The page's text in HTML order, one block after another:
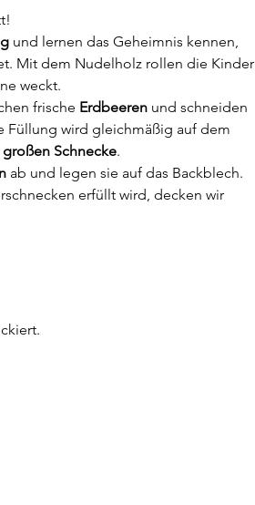
und lernen das Geheimnis kennen,
Mit dem Nudelholz rollen die Kinder
weckt.
frische Erdbeeren und schneiden
Füllung wird gleichmäßig auf dem
Schnecke.
ab und legen sie auf das Backblech.
erfüllt wird, decken wir